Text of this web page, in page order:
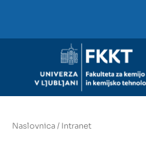
Naslovnica/ Intranet